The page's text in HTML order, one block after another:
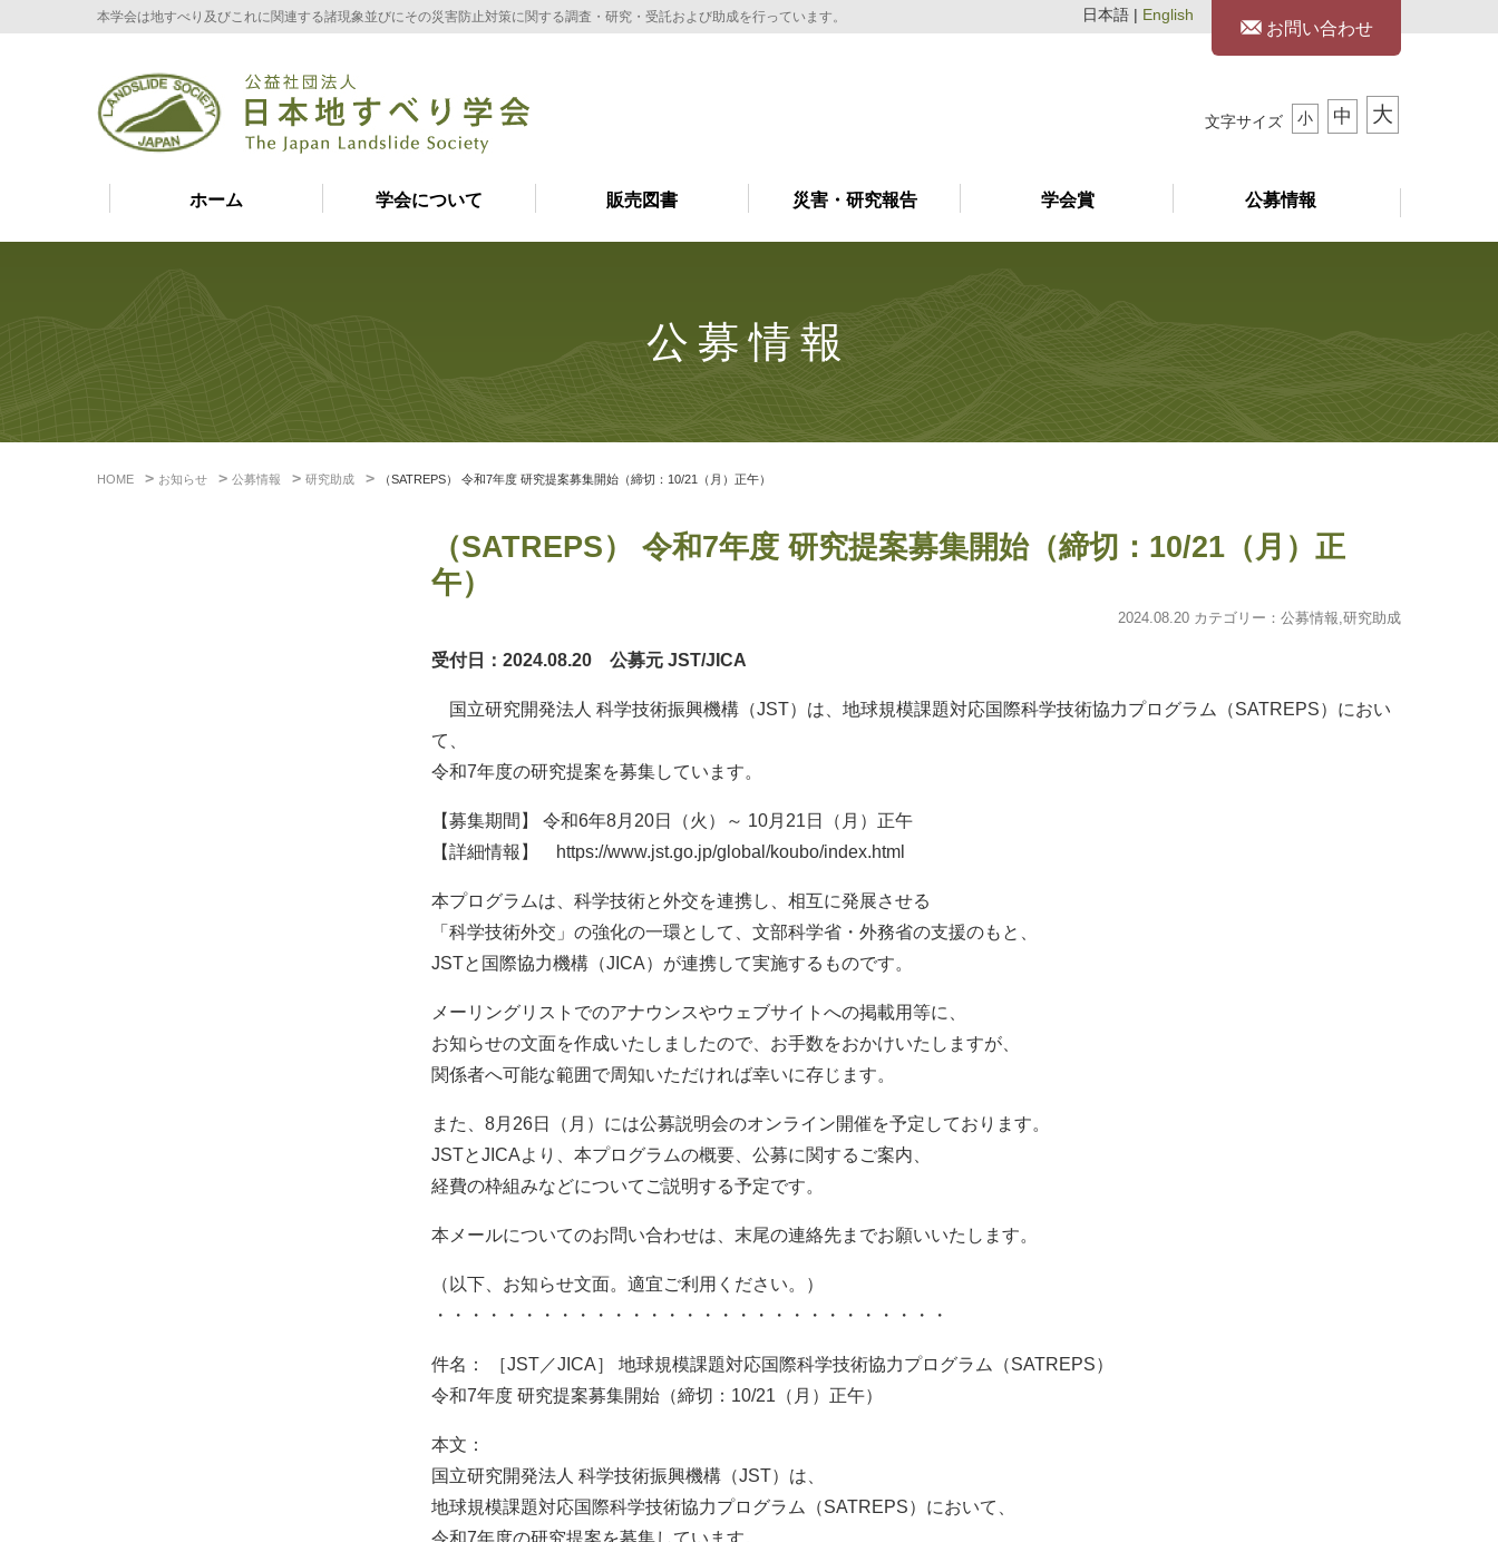
本学会は地すべり及びこれに関連する諸現象並びにその災害防止対策に関する調査・研究・受託および助成を行っています。
お問い合わせ
日本語 | English
文字サイズ 小 中 大
ホーム 学会について 販売図書 災害・研究報告 学会賞 公募情報
公募情報
HOME お知らせ 公募情報 研究助成 （SATREPS） 令和7年度 研究提案募集開始（締切：10/21（月）正午）
（SATREPS） 令和7年度 研究提案募集開始（締切：10/21（月）正
午）
2024.08.20 カテゴリー： 公募情報,研究助成
受付日：2024.08.20 公募元 JST/JICA
国立研究開発法人 科学技術振興機構（JST）は、地球規模課題対応国際科学技術協力プログラム（SATREPS）におい
て、
令和7年度の研究提案を募集しています。
【募集期間】 令和6年8月20日（火）～ 10月21日（月）正午
【詳細情報】 https://www.jst.go.jp/global/koubo/index.html
本プログラムは、科学技術と外交を連携し、相互に発展させる
「科学技術外交」の強化の一環として、文部科学省・外務省の支援のもと、
JSTと国際協力機構（JICA）が連携して実施するものです。
メーリングリストでのアナウンスやウェブサイトへの掲載用等に、
お知らせの文面を作成いたしましたので、お手数をおかけいたしますが、
関係者へ可能な範囲で周知いただければ幸いに存じます。
また、8月26日（月）には公募説明会のオンライン開催を予定しております。
JSTとJICAより、本プログラムの概要、公募に関するご案内、
経費の枠組みなどについてご説明する予定です。
本メールについてのお問い合わせは、末尾の連絡先までお願いいたします。
（以下、お知らせ文面。適宜ご利用ください。）
・・・・・・・・・・・・・・・・・・・・・・・・・・・・・
件名： ［JST／JICA］ 地球規模課題対応国際科学技術協力プログラム（SATREPS）
令和7年度 研究提案募集開始（締切：10/21（月）正午）
本文：
国立研究開発法人 科学技術振興機構（JST）は、
地球規模課題対応国際科学技術協力プログラム（SATREPS）において、
令和7年度の研究提案を募集しています。